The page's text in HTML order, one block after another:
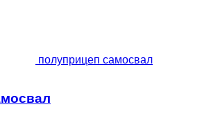
полуприцеп самосвал